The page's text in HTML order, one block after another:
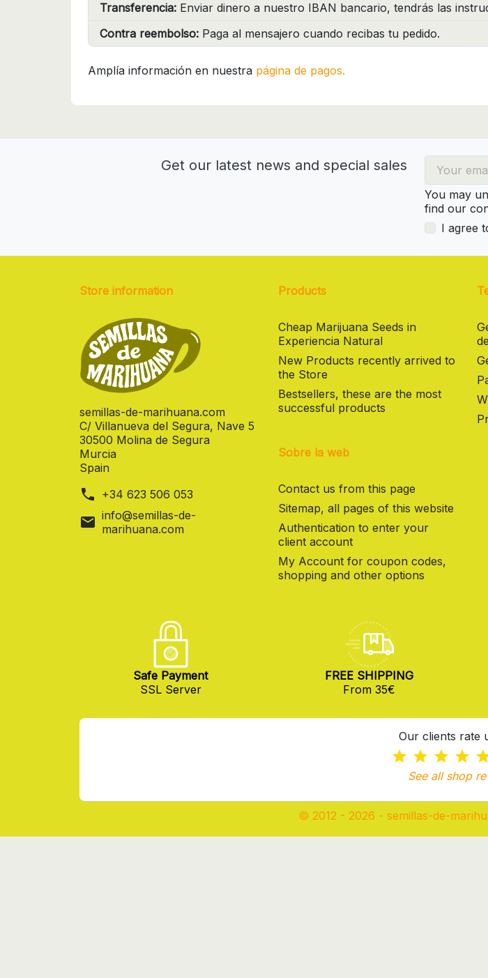
Transferencia: Enviar dinero a nuestro IBAN bancario, tendrás las
Contra reembolso: Paga al mensajero cuando recibas tu pedido.
Amplía información en nuestra página de pagos.
Get our latest news and special sales
You may
find our
I agree
Store information
semillas-de-marihuana.com
C/ Villanueva del Segura, Nave 5
30500 Molina de Segura
Murcia
Spain
phone +34 623 506 053
mail info@semillas-de-
marihuana.com
Products
Cheap Marijuana Seeds in
Experiencia Natural
New Products recently arrived to
the Store
Bestsellers, these are the most
successful products
Sobre la web
Contact us from this page
Sitemap, all pages of this website
Authentication to enter your
client account
My Account for coupon codes,
shopping and other options
Safe Payment
SSL Server
FREE SHIPPING
From 35€
Our clients rate
See all shop
© 2012 - 2026 - semillas-de-